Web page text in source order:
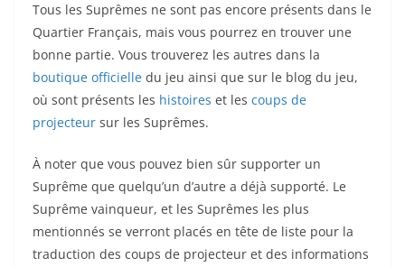
Tous les Suprêmes ne sont pas encore présents dans le
Quartier Français, mais vous pourrez en trouver une
bonne partie. Vous trouverez les autres dans la
boutique officielle du jeu ainsi que sur le blog du jeu,
où sont présents les histoires et les coups de
projecteur sur les Suprêmes.
À noter que vous pouvez bien sûr supporter un
Suprême que quelqu’un d’autre a déjà supporté. Le
Suprême vainqueur, et les Suprêmes les plus
mentionnés se verront placés en tête de liste pour la
traduction des coups de projecteur et des informations